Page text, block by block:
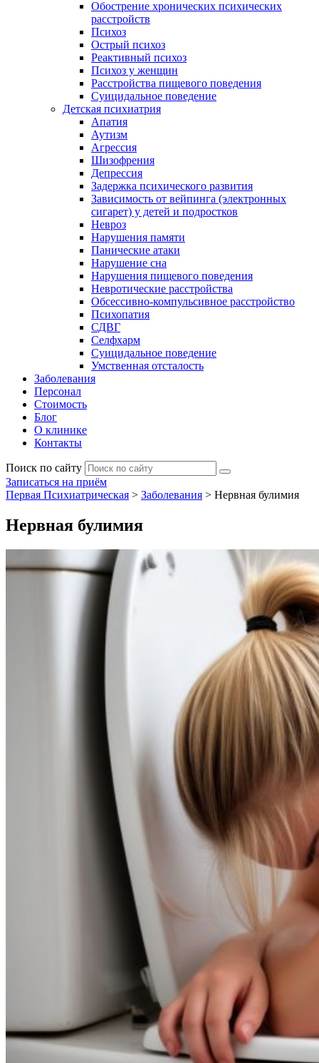
Обострение хронических психических
расстройств
Психоз
Острый психоз
Реактивный психоз
Психоз у женщин
Расстройства пищевого поведения
Суицидальное поведение
Детская психиатрия
Апатия
Аутизм
Агрессия
Шизофрения
Депрессия
Задержка психического развития
Зависимость от вейпинга (электронных
сигарет) у детей и подростков
Невроз
Нарушения памяти
Панические атаки
Нарушение сна
Нарушения пищевого поведения
Невротические расстройства
Обсессивно-компульсивное расстройство
Психопатия
СДВГ
Селфхарм
Суицидальное поведение
Умственная отсталость
Заболевания
Персонал
Стоимость
Блог
О клинике
Контакты
Поиск по сайту
Записаться на приём
Первая Психиатрическая > Заболевания > Нервная булимия
Нервная булимия